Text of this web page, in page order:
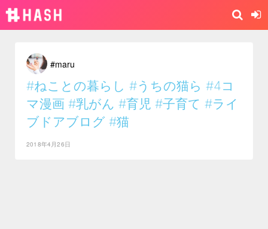
#maru
#ねことの暮らし #うちの猫ら #4コ
マ漫画 #乳がん #育児 #子育て #ライ
ブドアブログ #猫
2018年4月26日